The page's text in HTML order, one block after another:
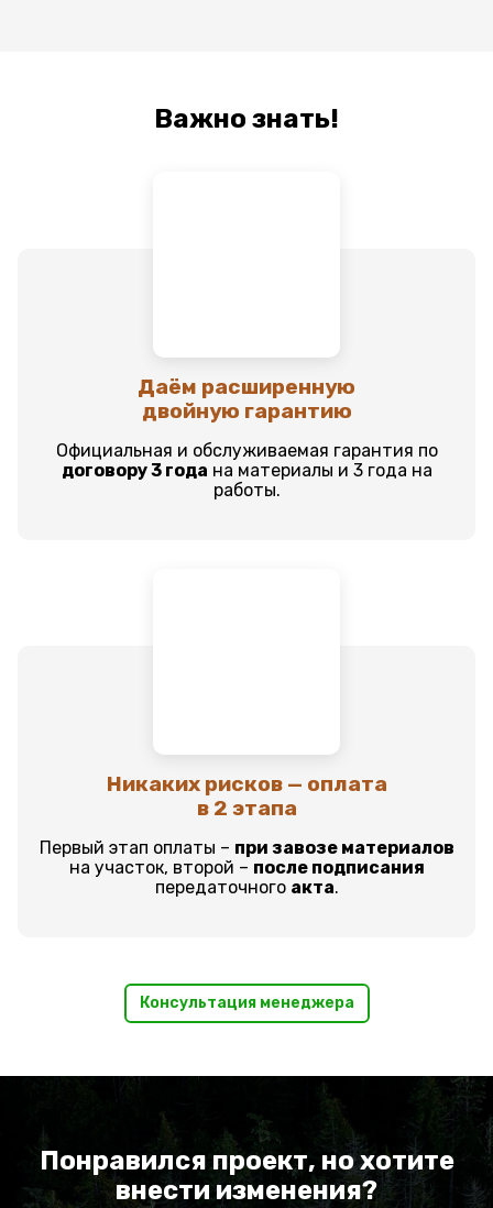
Важно знать!
Даём расширенную
двойную гарантию
Официальная и обслуживаемая гарантия по
договору 3 года на материалы и 3 года на
работы.
Никаких рисков — оплата
в 2 этапа
Первый этап оплаты – при завозе материалов
на участок, второй – после подписания
передаточного акта.
Консультация менеджера
Понравился проект, но хотите
внести изменения?